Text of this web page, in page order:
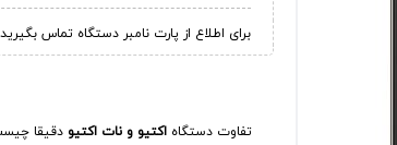
برای اطلاع از پارت نامبر دستگاه تماس بگیرید
تفاوت دستگاه اکتیو و نات اکتیو دقیقا